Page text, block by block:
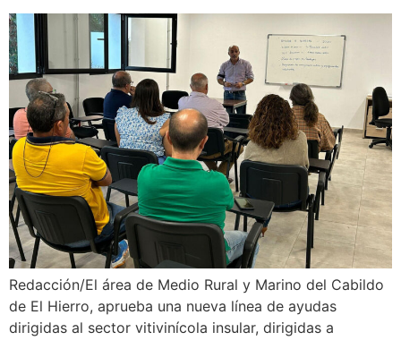
Redacción/El área de Medio Rural y Marino del Cabildo
de El Hierro, aprueba una nueva línea de ayudas
dirigidas al sector vitivinícola insular, dirigidas a